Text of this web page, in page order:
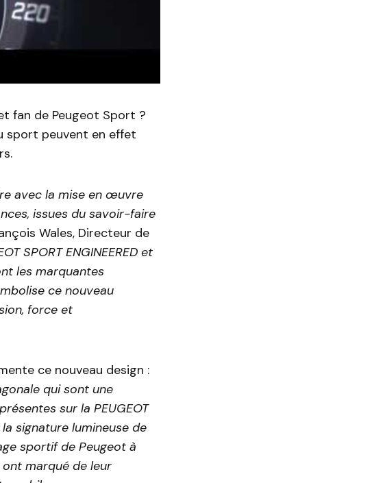
fan de Peugeot Sport ?
sport peuvent en effet
avec la mise en œuvre
issues du savoir-faire
Wales, Directeur de
SPORT ENGINEERED et
les marquantes
ce nouveau
force et
ce nouveau design :
qui sont une
sur la PEUGEOT
signature lumineuse de
sportif de Peugeot à
marqué de leur